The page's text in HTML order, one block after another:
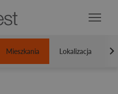
Mieszkania Lokalizacja